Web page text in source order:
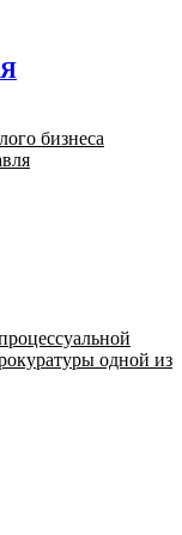
бизнеса
одной из